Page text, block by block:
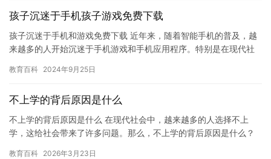
孩子沉迷于手机孩子游戏免费下载
孩子沉迷于手机和游戏免费下载 近年来，随着智能手机的普及，越
来越多的人开始沉迷于手机游戏和手机应用程序。特别是在现代社
手机…
教育百科 2024年9月25日
不上学的背后原因是什么
不上学的背后原因是什么 在现代社会中，越来越多的人选择不上
学，这给社会带来了许多问题。那么，不上学的背后原因是什么？
教育百科 2026年3月23日